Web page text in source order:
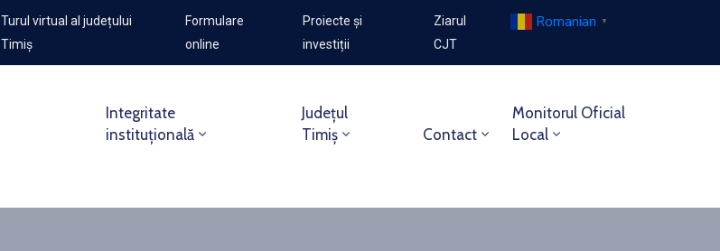
Turul virtual al județului
Timiș
Formulare
online
Proiecte și
investiții
Ziarul
CJT
Romanian ▼
Integritate
instituțională
Județul
Timiș
Contact
Monitorul Oficial
Local